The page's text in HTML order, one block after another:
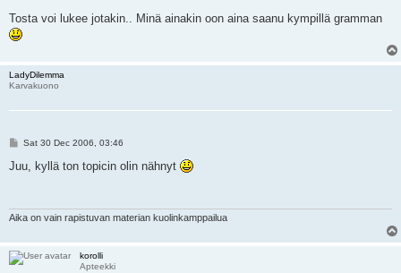
Tosta voi lukee jotakin.. Minä ainakin oon aina saanu kympillä gramman
LadyDilemma
Karvakuono
P
s
Sat 30 Dec 2006, 03:46
Juu, kyllä ton topicin olin nähnyt
Aika on vain rapistuvan materian kuolinkamppailua
korolli
Apteekki